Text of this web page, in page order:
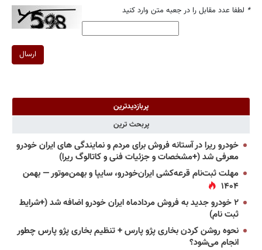
* لطفا عدد مقابل را در جعبه متن وارد کنید
ارسال
پربازدیدترین
پربحث ترین
خودرو ریرا در آستانه فروش برای مردم و نمایندگی های ایران خودرو
معرفی شد (+مشخصات و جزئیات فنی و کاتالوگ ریرا)
مهلت ثبت‌نام قرعه‌کشی ایران‌خودرو، سایپا و بهمن‌موتور — بهمن
۱۴۰۴
۲ خودرو جدید به فروش مردادماه ایران خودرو اضافه شد (+شرایط
ثبت نام)
نحوه روشن کردن بخاری پژو پارس + تنظیم بخاری پژو پارس چطور
انجام می‌شود؟